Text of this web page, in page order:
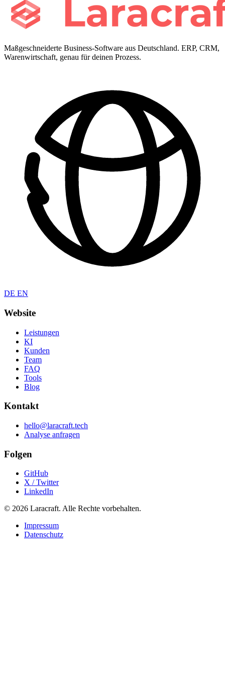
Maßgeschneiderte Business-Software aus Deutschland. ERP, CRM,
Warenwirtschaft, genau für deinen Prozess.
DE EN
Website
Leistungen
KI
Kunden
Team
FAQ
Tools
Blog
Kontakt
hello@laracraft.tech
Analyse anfragen
Folgen
GitHub
X / Twitter
LinkedIn
© 2026 Laracraft. Alle Rechte vorbehalten.
Impressum
Datenschutz